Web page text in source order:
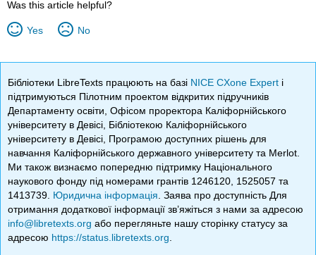
Was this article helpful?
Yes No
Бібліотеки LibreTexts працюють на базі NICE CXone Expert і
підтримуються Пілотним проектом відкритих підручників
Департаменту освіти, Офісом проректора Каліфорнійського
університету в Девісі, Бібліотекою Каліфорнійського
університету в Девісі, Програмою доступних рішень для
навчання Каліфорнійського державного університету та Merlot.
Ми також визнаємо попередню підтримку Національного
наукового фонду під номерами грантів 1246120, 1525057 та
1413739. Юридична інформація . Заява про доступність Для
отримання додаткової інформації зв’яжіться з нами за адресою
info@libretexts.org або перегляньте нашу сторінку статусу за
адресою https://status.libretexts.org